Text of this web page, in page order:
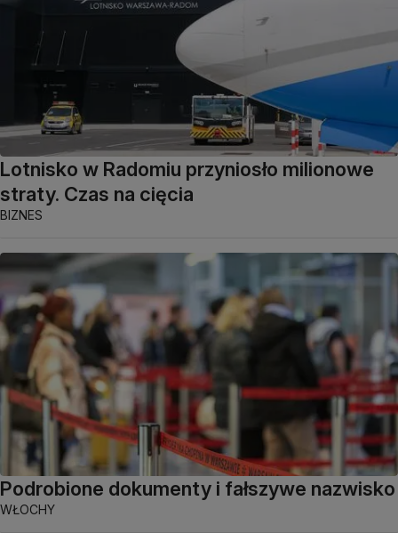
Lotnisko w Radomiu przyniosło milionowe
straty. Czas na cięcia
BIZNES
Podrobione dokumenty i fałszywe nazwisko
WŁOCHY